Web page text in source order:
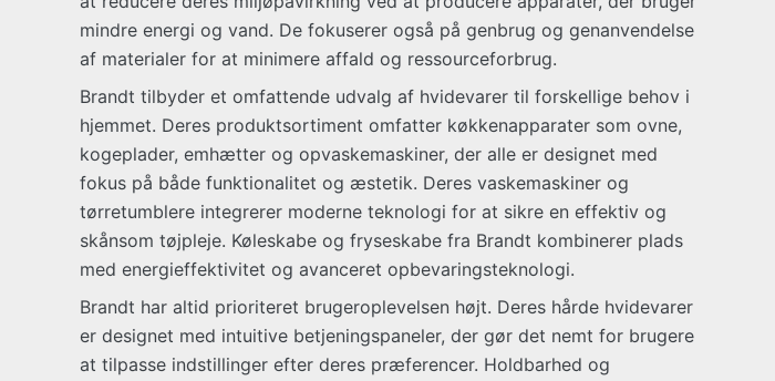
mindre energi og vand. De fokuserer også på genbrug og genanvendelse
af materialer for at minimere affald og ressourceforbrug.
Brandt tilbyder et omfattende udvalg af hvidevarer til forskellige behov i
hjemmet. Deres produktsortiment omfatter køkkenapparater som ovne,
kogeplader, emhætter og opvaskemaskiner, der alle er designet med
fokus på både funktionalitet og æstetik. Deres vaskemaskiner og
tørretumblere integrerer moderne teknologi for at sikre en effektiv og
skånsom tøjpleje. Køleskabe og fryseskabe fra Brandt kombinerer plads
med energieffektivitet og avanceret opbevaringsteknologi.
Brandt har altid prioriteret brugeroplevelsen højt. Deres hårde hvidevarer
er designet med intuitive betjeningspaneler, der gør det nemt for brugere
at tilpasse indstillinger efter deres præferencer. Holdbarhed og